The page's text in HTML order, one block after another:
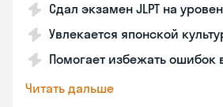
Сдал экзамен JLPT на
Увлекается японской
Помогает избежать ошибок
Читать дальше